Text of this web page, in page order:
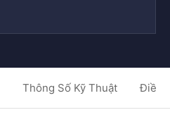
Thông Số Kỹ Thuật Điều